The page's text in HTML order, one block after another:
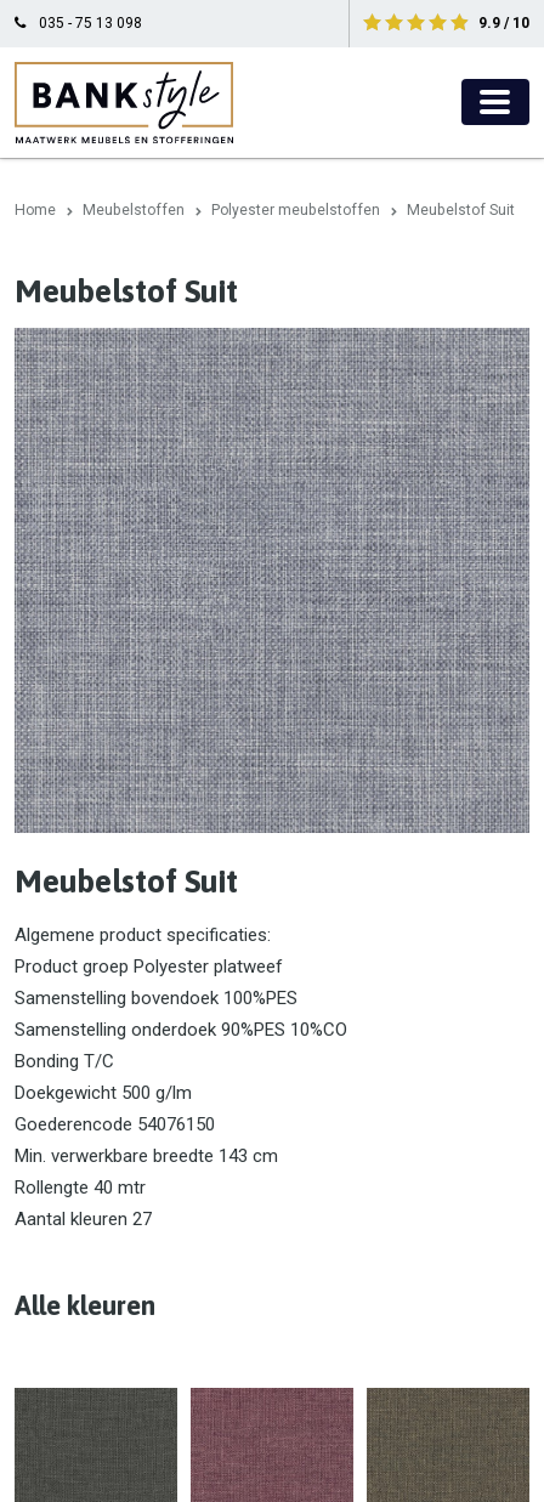
035 - 75 13 098 9.9 / 10
Home Meubelstoffen Polyester meubelstoffen Meubelstof Suit
Meubelstof Suit
Meubelstof Suit
Algemene product specificaties:
Product groep Polyester platweef
Samenstelling bovendoek 100%PES
Samenstelling onderdoek 90%PES 10%CO
Bonding T/C
Doekgewicht 500 g/lm
Goederencode 54076150
Min. verwerkbare breedte 143 cm
Rollengte 40 mtr
Aantal kleuren 27
Alle kleuren